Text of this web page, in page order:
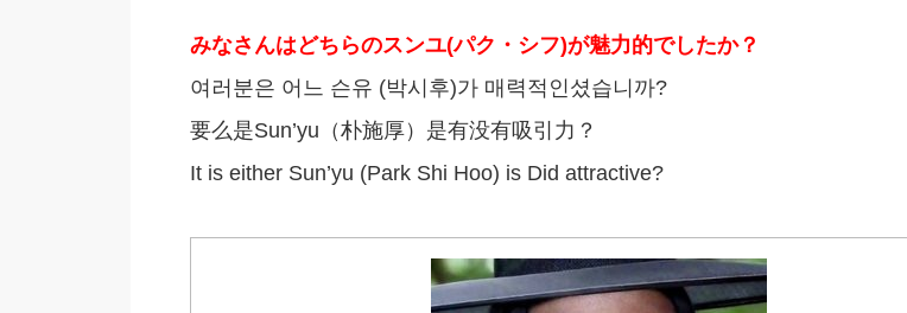
みなさんはどちらのスンユ(パク・シフ)が魅力的でしたか？
여러분은 어느 슨유 (박시후)가 매력적인셨습니까?
要么是Sun’yu（朴施厚）是有没有吸引力？
It is either Sun’yu (Park Shi Hoo) is Did attractive?